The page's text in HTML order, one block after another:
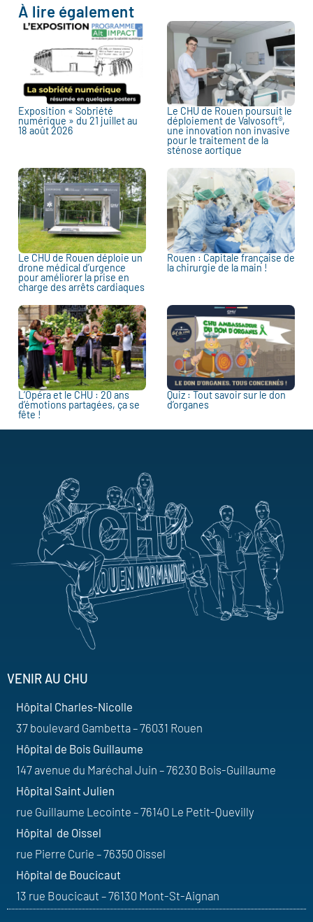
À lire également
Exposition « Sobriété
numérique » du 21 juillet au
18 août 2026
Le CHU de Rouen poursuit le
déploiement de Valvosoft®,
une innovation non invasive
pour le traitement de la
sténose aortique
Le CHU de Rouen déploie un
drone médical d’urgence
pour améliorer la prise en
charge des arrêts cardiaques
Rouen : Capitale française de
la chirurgie de la main !
L’Opéra et le CHU : 20 ans
d’émotions partagées, ça se
fête !
Quiz : Tout savoir sur le don
d’organes
VENIR AU CHU
Hôpital Charles-Nicolle
37 boulevard Gambetta – 76031 Rouen
Hôpital de Bois Guillaume
147 avenue du Maréchal Juin – 76230 Bois-Guillaume
Hôpital Saint Julien
rue Guillaume Lecointe – 76140 Le Petit-Quevilly
Hôpital de Oissel
rue Pierre Curie – 76350 Oissel
Hôpital de Boucicaut
13 rue Boucicaut – 76130 Mont-St-Aignan